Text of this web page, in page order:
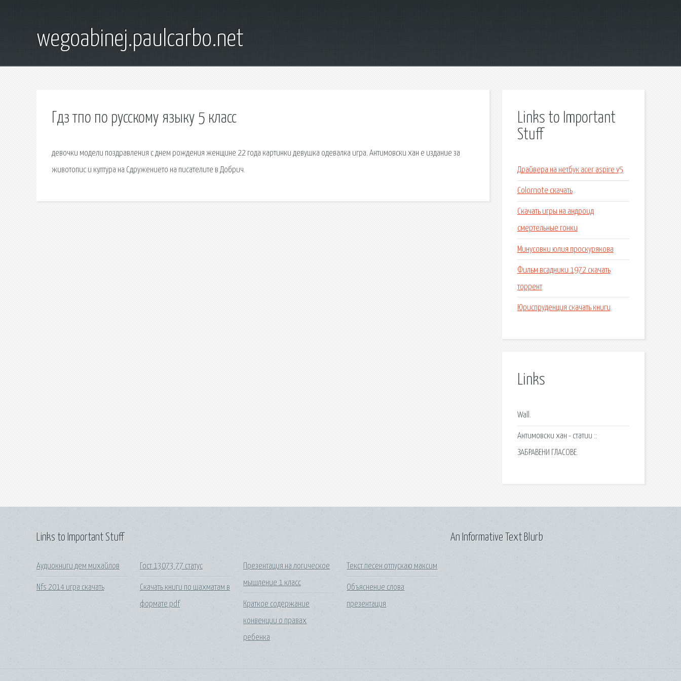
wegoabinej.paulcarbo.net
Гдз тпо по русскому языку 5 класс
девочки модели поздравления с днем рождения женщине 22 года картинки девушка одевалка игра. Антимовски хан е издание за
животопис и култура на Сдружението на писателите в Добрич.
Links to Important
Stuff
Драйвера на нетбук acer aspire v5
Colornote скачать
Скачать игры на андроид
смертельные гонки
Минусовки юлия проскурякова
Фильм всадники 1972 скачать
торрент
Юриспруденция скачать книги
Links
Wall.
Антимовски хан - статии ::
ЗАБРАВЕНИ ГЛАСОВЕ.
Links to Important Stuff
Аудиокниги дем михайлов
Nfs 2014 игра скачать
Гост 13073 77 статус
Скачать книги по шахматам в
формате pdf
Презентация на логическое
мышление 1 класс
Краткое содержание
конвенции о правах
ребенка
Текст песен отпускаю максим
Объяснение слова
презентация
An Informative Text Blurb